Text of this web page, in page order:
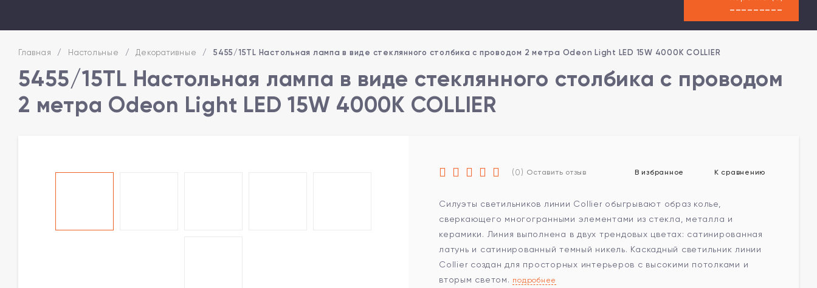
---------
Главная / Настольные / Декоративные / 5455/15TL Настольная лампа в виде стеклянного столбика с проводом 2 метра Odeon Light LED 15W 4000K COLLIER
5455/15TL Настольная лампа в виде стеклянного столбика с проводом
2 метра Odeon Light LED 15W 4000K COLLIER
(0) Оставить отзыв В избранное К сравнению
Силуэты светильников линии Collier обыгрывают образ колье,
сверкающего многогранными элементами из стекла, металла и
керамики. Линия выполнена в двух трендовых цветах: сатинированная
латунь и сатинированный темный никель. Каскадный светильник линии
Collier создан для просторных интерьеров с высокими потолками и
вторым светом. подробнее